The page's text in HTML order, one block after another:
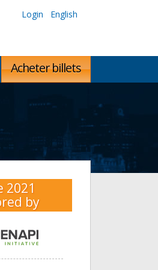
Login English
Acheter billets
2021
by